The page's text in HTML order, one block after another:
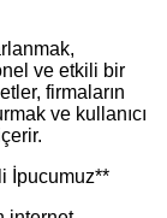
ve etkili bir
firmaların
ve kullanıcı
İpucumuz**